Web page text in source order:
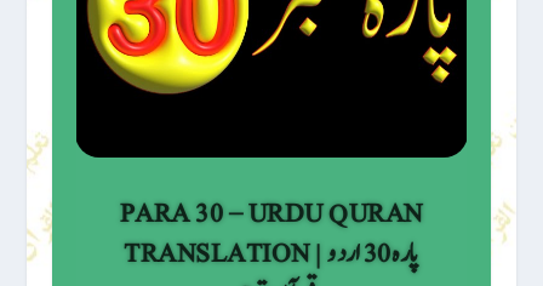
PARA 30 – URDU QURAN
TRANSLATION | پارہ 30 اردو